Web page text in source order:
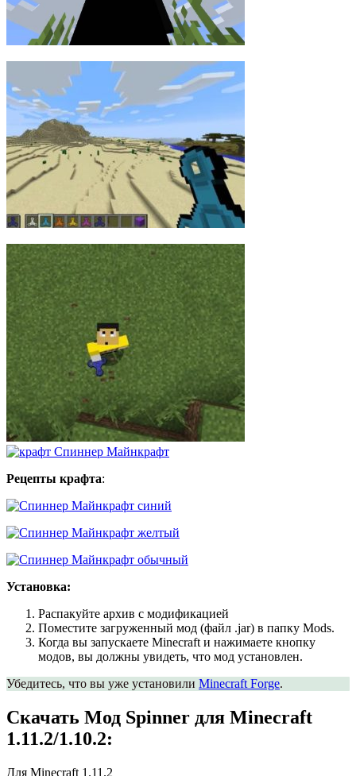
Рецепты крафта:
Установка:
Распакуйте архив с модификацией
Поместите загруженный мод (файл .jar) в папку Mods.
Когда вы запускаете Minecraft и нажимаете кнопку
модов, вы должны увидеть, что мод установлен.
Убедитесь, что вы уже установили Minecraft Forge.
Скачать Мод Spinner для Minecraft
1.11.2/1.10.2:
Для Minecraft 1.11.2